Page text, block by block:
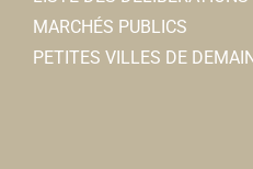
MARCHÉS PUBLICS
PETITES VILLES DE DEMAIN